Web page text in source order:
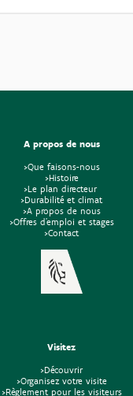
A propos de nous
>Que faisons-nous
>Histoire
>Le plan directeur
>Durabilité et climat
>A propos de nous
>Offres d'emploi et stages
>Contact
Visitez
>Découvrir
>Organisez votre visite
>Règlement pour les visiteurs